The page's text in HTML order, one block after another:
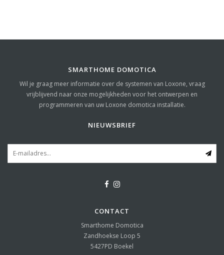
SMARTHOME DOMOTICA
Wil je graag meer informatie over de systemen van Loxone, vraag
vrijblijvend naar onze mogelijkheden voor het ontwerpen en
programmeren van uw Loxone domotica installatie.
NIEUWSBRIEF
CONTACT
Smarthome Domotica
Zandhoekse Loop 5
5427PD Boekel